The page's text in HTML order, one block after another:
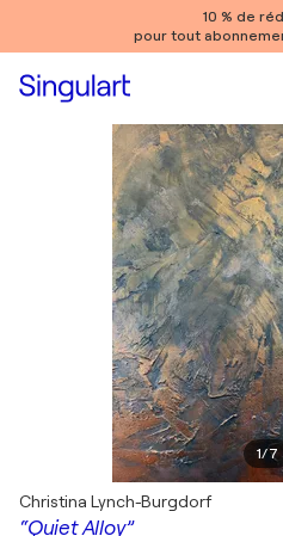
10 % de
pour tout
1/7
“Quiet Alloy”
Christina Lynch-Burgdorf